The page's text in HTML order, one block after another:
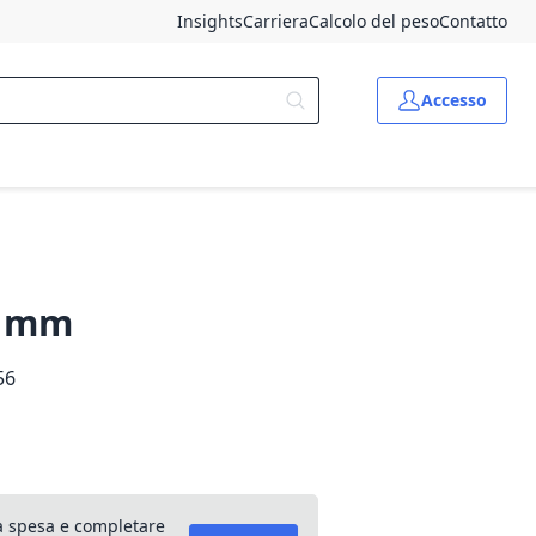
InsightsCarrieraCalcolo del pesoContatto
Accesso
e completare